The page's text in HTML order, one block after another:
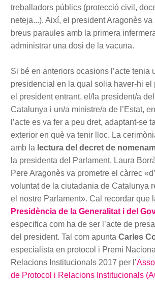
treballadors públics (protecció civil,
neteja...). Així, el president Aragonès
breus paraules amb la primera
administrar una dosi de la vacuna.
Si bé en anteriors ocasions l’acte tenia
presidencial en la qual solia haver-hi el
el president entrant, el/la president/a
Catalunya i un/a ministre/a de l’Estat,
l’acte es va fer a peu dret, adaptant-se
exterior en què va tenir lloc. La
amb la lectura del decret de
la presidenta del Parlament, Laura
Pere Aragonès va prometre el càrrec
voluntat de la ciutadania de Catalunya
el nostre Parlament». Cal recordar que
Presidència de la Generalitat i del
especifica com ha de ser l’acte de
del president. Tal com apunta Carles
especialista en protocol i Premi
Relacions Institucionals 2017 per l’
de Protocol i Relacions Institucionals